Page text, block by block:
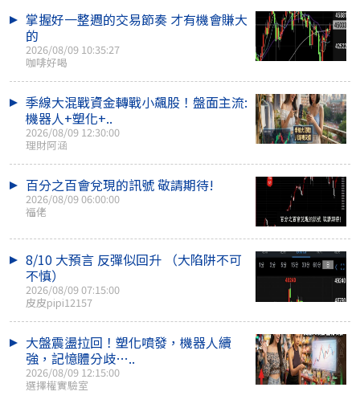
掌握好一整週的交易節奏 才有機會賺大
的
2026/08/09 10:35:27
咖啡好喝
季線大混戰資金轉戰小飆股！盤面主流:
機器人+塑化+..
2026/08/09 12:30:00
理財阿涵
百分之百會兌現的訊號 敬請期待!
2026/08/09 06:00:00
福佬
8/10 大預言 反彈似回升 （大陷阱不可
不慎）
2026/08/09 07:15:00
皮皮pipi12157
大盤震盪拉回！塑化噴發，機器人續
強，記憶體分歧…..
2026/08/09 12:15:00
選擇權實驗室